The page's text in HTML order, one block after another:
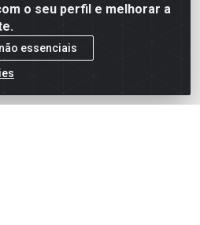
o seu perfil e melhorar a
essenciais
nosso APP